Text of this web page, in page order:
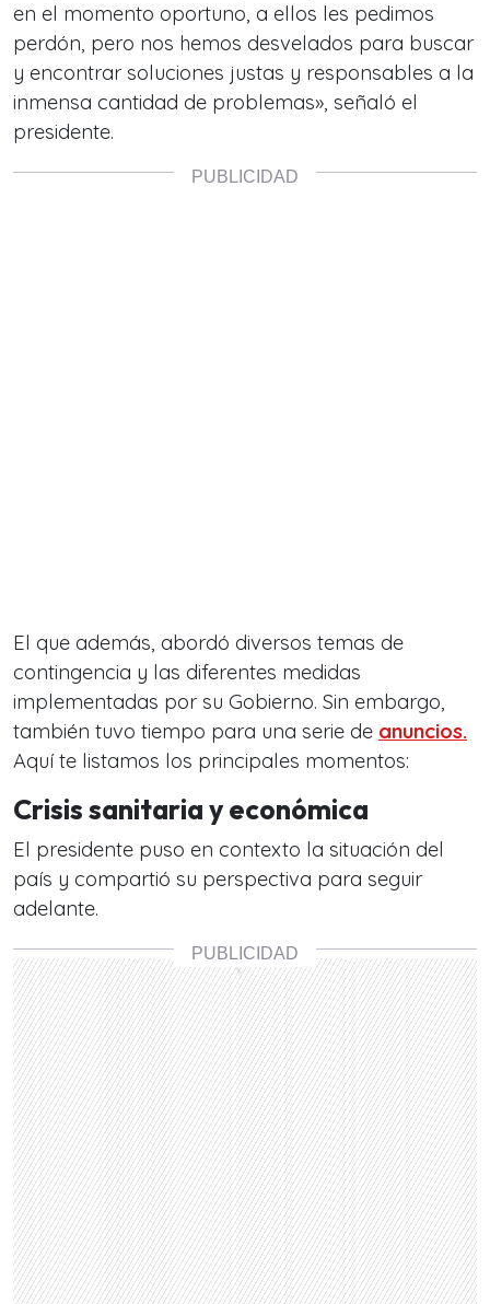
en el momento oportuno, a ellos les pedimos
perdón, pero nos hemos desvelados para buscar
y encontrar soluciones justas y responsables a la
inmensa cantidad de problemas», señaló el
presidente.
El que además, abordó diversos temas de
contingencia y las diferentes medidas
implementadas por su Gobierno. Sin embargo,
también tuvo tiempo para una serie de anuncios.
Aquí te listamos los principales momentos:
Crisis sanitaria y económica
El presidente puso en contexto la situación del
país y compartió su perspectiva para seguir
adelante.